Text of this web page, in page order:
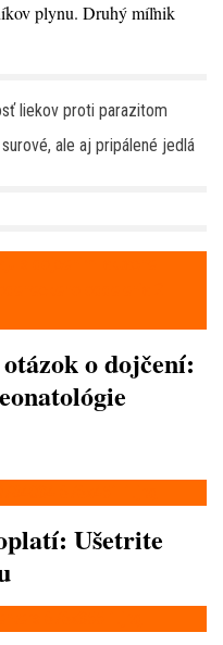
plynu. Druhý míľnik
liekov proti parazitom
ale aj pripálené jedlá
o dojčení:
Ušetrite